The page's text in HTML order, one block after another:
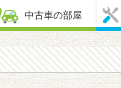
中古車の部屋